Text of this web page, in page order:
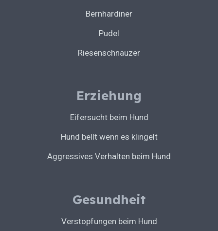
Bernhardiner
Pudel
Riesenschnauzer
Erziehung
Eifersucht beim Hund
Hund bellt wenn es klingelt
Aggressives Verhalten beim Hund
Gesundheit
Verstopfungen beim Hund